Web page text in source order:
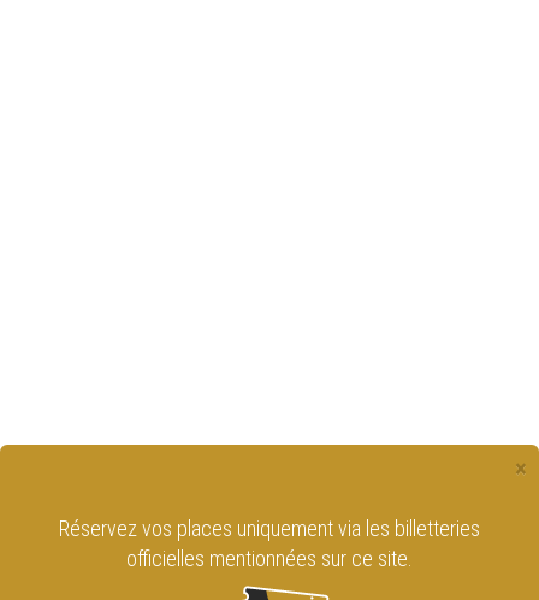
×
Réservez vos places uniquement via les billetteries
officielles mentionnées sur ce site.